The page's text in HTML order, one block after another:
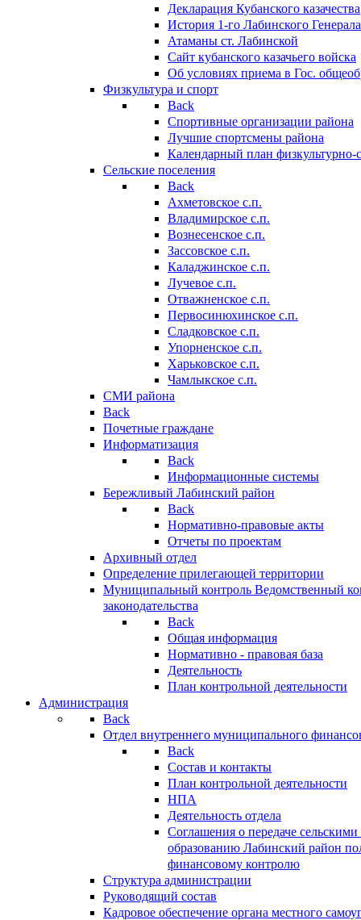
Декларация Кубанского казачества
История 1-го Лабинского
Атаманы ст. Лабинской
Cайт кубанского казачьего войска
Об условиях приема в Гос.
Физкультура и спорт
Back
Спортивные организации района
Лучшие спортсмены района
Календарный план
Сельские поселения
Back
Ахметовское с.п.
Владимирское с.п.
Вознесенское с.п.
Зассовское с.п.
Каладжинское с.п.
Лучевое с.п.
Отважненское с.п.
Первосинюхинское с.п.
Сладковское с.п.
Упорненское с.п.
Харьковское с.п.
Чамлыкское с.п.
СМИ района
Back
Почетные граждане
Информатизация
Back
Информационные системы
Бережливый Лабинский район
Back
Нормативно-правовые акты
Отчеты по проектам
Архивный отдел
Определение прилегающей территории
Муниципальный контроль Ведомственный
законодательства
Back
Общая информация
Нормативно - правовая база
Деятельность
План контрольной деятельности
Администрация
Back
Отдел внутреннего муниципального
Back
Состав и контакты
План контрольной деятельности
НПА
Деятельность отдела
Соглашения о передаче
образованию Лабинский район
финансовому контролю
Структура администрации
Руководящий состав
Кадровое обеспечение органа местного